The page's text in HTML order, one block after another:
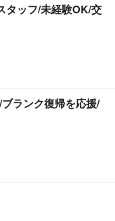
タッフ/未経験OK/交
ランク復帰を応援/